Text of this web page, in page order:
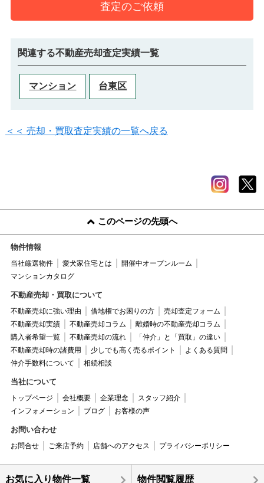
査定のご依頼
関連する不動産売却査定実績一覧
マンション 台東区
＜＜ 売却・買取査定実績の一覧へ戻る
このページの先頭へ
物件情報
当社厳選物件 愛犬家住宅とは
開催中オープンルーム
マンションカタログ
不動産売却・買取について
不動産売却に強い理由 借地権でお困りの方
売却査定フォーム
不動産売却実績
不動産売却コラム
離婚時の不動産売却コラム
購入者希望一覧
不動産売却の流れ
「仲介」と「買取」の違い
不動産売却時の諸費用
少しでも高く売るポイント
よくある質問
仲介手数料について
相続相談
当社について
トップページ 会社概要 企業理念
スタッフ紹介
インフォメーション
ブログ お客様の声
お問い合わせ
お問合せ ご来店予約 店舗へのアクセス プライバシーポリシー
お気に入り物件一覧 物件閲覧履歴